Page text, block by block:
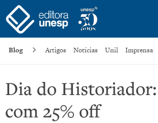
Blog Artigos Notícias Unil Imprensa
Dia do
com 25% off